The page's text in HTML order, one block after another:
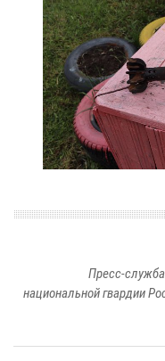
Пресс-
национальной гвардии